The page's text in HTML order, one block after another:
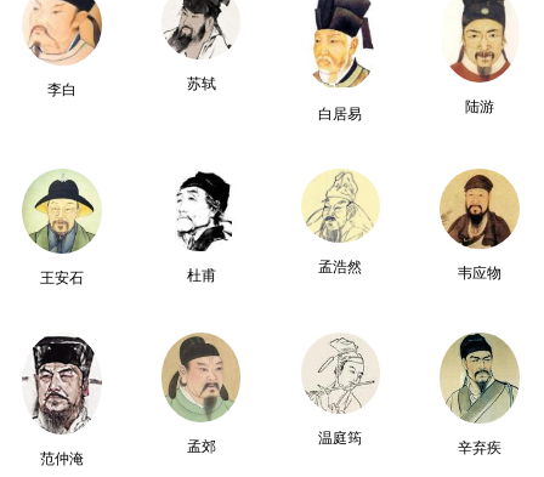
李白
苏轼
白居易
陆游
王安石 杜甫
孟浩然 韦应物
范仲淹
孟郊
温庭筠
辛弃疾